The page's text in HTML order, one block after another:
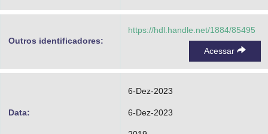
Outros identificadores:
https://hdl.handle.net/1884/85495
Acessar
Data:
6-Dez-2023
6-Dez-2023